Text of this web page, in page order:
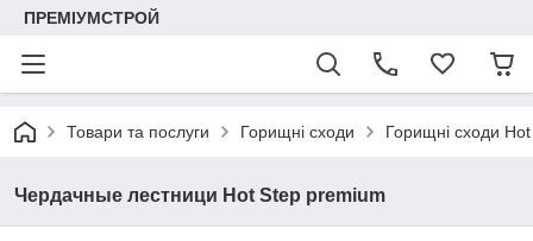
ПРЕМІУМСТРОЙ
Товари та послуги Горищні сходи Горищні сходи
Чердачные лестници Hot Step premium